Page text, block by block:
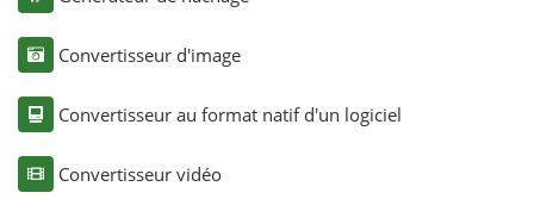
Convertisseur d'image
Convertisseur au format natif d'un logiciel
Convertisseur vidéo